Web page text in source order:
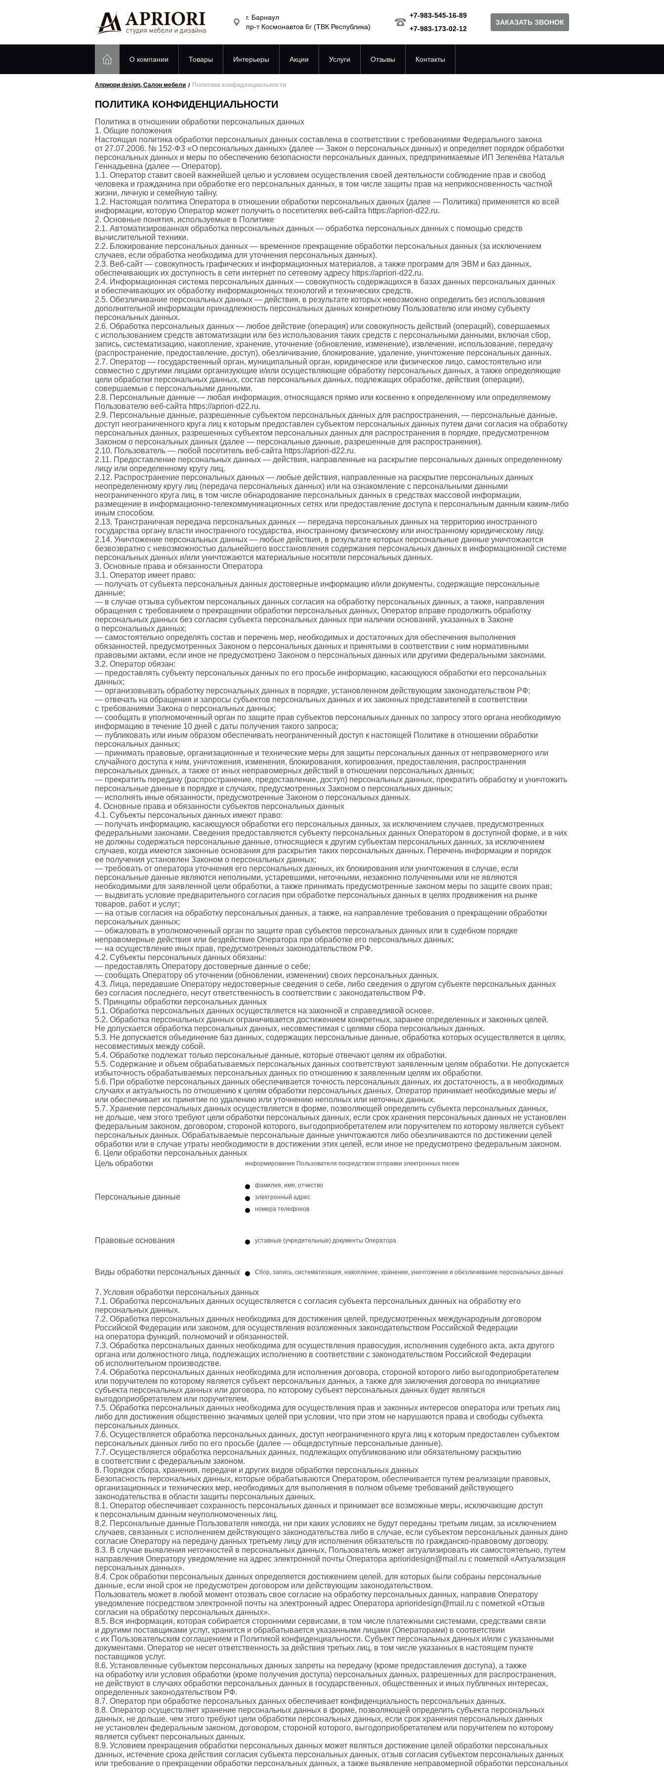
г. Барнаул
пр-т Космонавтов 6г (ТВК Республика)
+7-983-545-16-89
+7-983-173-02-12
ЗАКАЗАТЬ ЗВОНОК
О компании Товары Интерьеры Акции Услуги Отзывы Контакты
Априори design, Салон мебели Политика конфиденциальности
ПОЛИТИКА КОНФИДЕНЦИАЛЬНОСТИ
Политика в отношении обработки персональных данных
1. Общие положения
Настоящая политика обработки персональных данных составлена в соответствии с требованиями Федерального закона
от 27.07.2006. № 152-ФЗ «О персональных данных» (далее — Закон о персональных данных) и определяет порядок обработки
персональных данных и меры по обеспечению безопасности персональных данных, предпринимаемые ИП Зеленёва Наталья
Геннадьевна (далее — Оператор).
1.1. Оператор ставит своей важнейшей целью и условием осуществления своей деятельности соблюдение прав и свобод
человека и гражданина при обработке его персональных данных, в том числе защиты прав на неприкосновенность частной
жизни, личную и семейную тайну.
1.2. Настоящая политика Оператора в отношении обработки персональных данных (далее — Политика) применяется ко всей
информации, которую Оператор может получить о посетителях веб-сайта https://apriori-d22.ru.
2. Основные понятия, используемые в Политике
2.1. Автоматизированная обработка персональных данных — обработка персональных данных с помощью средств
вычислительной техники.
2.2. Блокирование персональных данных — временное прекращение обработки персональных данных (за исключением
случаев, если обработка необходима для уточнения персональных данных).
2.3. Веб-сайт — совокупность графических и информационных материалов, а также программ для ЭВМ и баз данных,
обеспечивающих их доступность в сети интернет по сетевому адресу https://apriori-d22.ru.
2.4. Информационная система персональных данных — совокупность содержащихся в базах данных персональных данных
и обеспечивающих их обработку информационных технологий и технических средств.
2.5. Обезличивание персональных данных — действия, в результате которых невозможно определить без использования
дополнительной информации принадлежность персональных данных конкретному Пользователю или иному субъекту
персональных данных.
2.6. Обработка персональных данных — любое действие (операция) или совокупность действий (операций), совершаемых
с использованием средств автоматизации или без использования таких средств с персональными данными, включая сбор,
запись, систематизацию, накопление, хранение, уточнение (обновление, изменение), извлечение, использование, передачу
(распространение, предоставление, доступ), обезличивание, блокирование, удаление, уничтожение персональных данных.
2.7. Оператор — государственный орган, муниципальный орган, юридическое или физическое лицо, самостоятельно или
совместно с другими лицами организующие и/или осуществляющие обработку персональных данных, а также определяющие
цели обработки персональных данных, состав персональных данных, подлежащих обработке, действия (операции),
совершаемые с персональными данными.
2.8. Персональные данные — любая информация, относящаяся прямо или косвенно к определенному или определяемому
Пользователю веб-сайта https://apriori-d22.ru.
2.9. Персональные данные, разрешенные субъектом персональных данных для распространения, — персональные данные,
доступ неограниченного круга лиц к которым предоставлен субъектом персональных данных путем дачи согласия на обработку
персональных данных, разрешенных субъектом персональных данных для распространения в порядке, предусмотренном
Законом о персональных данных (далее — персональные данные, разрешенные для распространения).
2.10. Пользователь — любой посетитель веб-сайта https://apriori-d22.ru.
2.11. Предоставление персональных данных — действия, направленные на раскрытие персональных данных определенному
лицу или определенному кругу лиц.
2.12. Распространение персональных данных — любые действия, направленные на раскрытие персональных данных
неопределенному кругу лиц (передача персональных данных) или на ознакомление с персональными данными
неограниченного круга лиц, в том числе обнародование персональных данных в средствах массовой информации,
размещение в информационно-телекоммуникационных сетях или предоставление доступа к персональным данным каким-либо
иным способом.
2.13. Трансграничная передача персональных данных — передача персональных данных на территорию иностранного
государства органу власти иностранного государства, иностранному физическому или иностранному юридическому лицу.
2.14. Уничтожение персональных данных — любые действия, в результате которых персональные данные уничтожаются
безвозвратно с невозможностью дальнейшего восстановления содержания персональных данных в информационной системе
персональных данных и/или уничтожаются материальные носители персональных данных.
3. Основные права и обязанности Оператора
3.1. Оператор имеет право:
— получать от субъекта персональных данных достоверные информацию и/или документы, содержащие персональные
данные;
— в случае отзыва субъектом персональных данных согласия на обработку персональных данных, а также, направления
обращения с требованием о прекращении обработки персональных данных, Оператор вправе продолжить обработку
персональных данных без согласия субъекта персональных данных при наличии оснований, указанных в Законе
о персональных данных;
— самостоятельно определять состав и перечень мер, необходимых и достаточных для обеспечения выполнения
обязанностей, предусмотренных Законом о персональных данных и принятыми в соответствии с ним нормативными
правовыми актами, если иное не предусмотрено Законом о персональных данных или другими федеральными законами.
3.2. Оператор обязан:
— предоставлять субъекту персональных данных по его просьбе информацию, касающуюся обработки его персональных
данных;
— организовывать обработку персональных данных в порядке, установленном действующим законодательством РФ;
— отвечать на обращения и запросы субъектов персональных данных и их законных представителей в соответствии
с требованиями Закона о персональных данных;
— сообщать в уполномоченный орган по защите прав субъектов персональных данных по запросу этого органа необходимую
информацию в течение 10 дней с даты получения такого запроса;
— публиковать или иным образом обеспечивать неограниченный доступ к настоящей Политике в отношении обработки
персональных данных;
— принимать правовые, организационные и технические меры для защиты персональных данных от неправомерного или
случайного доступа к ним, уничтожения, изменения, блокирования, копирования, предоставления, распространения
персональных данных, а также от иных неправомерных действий в отношении персональных данных;
— прекратить передачу (распространение, предоставление, доступ) персональных данных, прекратить обработку и уничтожить
персональные данные в порядке и случаях, предусмотренных Законом о персональных данных;
— исполнять иные обязанности, предусмотренные Законом о персональных данных.
4. Основные права и обязанности субъектов персональных данных
4.1. Субъекты персональных данных имеют право:
— получать информацию, касающуюся обработки его персональных данных, за исключением случаев, предусмотренных
федеральными законами. Сведения предоставляются субъекту персональных данных Оператором в доступной форме, и в них
не должны содержаться персональные данные, относящиеся к другим субъектам персональных данных, за исключением
случаев, когда имеются законные основания для раскрытия таких персональных данных. Перечень информации и порядок
ее получения установлен Законом о персональных данных;
— требовать от оператора уточнения его персональных данных, их блокирования или уничтожения в случае, если
персональные данные являются неполными, устаревшими, неточными, незаконно полученными или не являются
необходимыми для заявленной цели обработки, а также принимать предусмотренные законом меры по защите своих прав;
— выдвигать условие предварительного согласия при обработке персональных данных в целях продвижения на рынке
товаров, работ и услуг;
— на отзыв согласия на обработку персональных данных, а также, на направление требования о прекращении обработки
персональных данных;
— обжаловать в уполномоченный орган по защите прав субъектов персональных данных или в судебном порядке
неправомерные действия или бездействие Оператора при обработке его персональных данных;
— на осуществление иных прав, предусмотренных законодательством РФ.
4.2. Субъекты персональных данных обязаны:
— предоставлять Оператору достоверные данные о себе;
— сообщать Оператору об уточнении (обновлении, изменении) своих персональных данных.
4.3. Лица, передавшие Оператору недостоверные сведения о себе, либо сведения о другом субъекте персональных данных
без согласия последнего, несут ответственность в соответствии с законодательством РФ.
5. Принципы обработки персональных данных
5.1. Обработка персональных данных осуществляется на законной и справедливой основе.
5.2. Обработка персональных данных ограничивается достижением конкретных, заранее определенных и законных целей.
Не допускается обработка персональных данных, несовместимая с целями сбора персональных данных.
5.3. Не допускается объединение баз данных, содержащих персональные данные, обработка которых осуществляется в целях,
несовместимых между собой.
5.4. Обработке подлежат только персональные данные, которые отвечают целям их обработки.
5.5. Содержание и объем обрабатываемых персональных данных соответствуют заявленным целям обработки. Не допускается
избыточность обрабатываемых персональных данных по отношению к заявленным целям их обработки.
5.6. При обработке персональных данных обеспечивается точность персональных данных, их достаточность, а в необходимых
случаях и актуальность по отношению к целям обработки персональных данных. Оператор принимает необходимые меры и/
или обеспечивает их принятие по удалению или уточнению неполных или неточных данных.
5.7. Хранение персональных данных осуществляется в форме, позволяющей определить субъекта персональных данных,
не дольше, чем этого требуют цели обработки персональных данных, если срок хранения персональных данных не установлен
федеральным законом, договором, стороной которого, выгодоприобретателем или поручителем по которому является субъект
персональных данных. Обрабатываемые персональные данные уничтожаются либо обезличиваются по достижении целей
обработки или в случае утраты необходимости в достижении этих целей, если иное не предусмотрено федеральным законом.
6. Цели обработки персональных данных
Цель обработки
информирование Пользователя посредством отправки электронных писем
Персональные данные
фамилия, имя, отчество
электронный адрес
номера телефонов
Правовые основания уставные (учредительные) документы Оператора
Виды обработки персональных данных Сбор, запись, систематизация, накопление, хранение, уничтожение и обезличивание персональных данных
7. Условия обработки персональных данных
7.1. Обработка персональных данных осуществляется с согласия субъекта персональных данных на обработку его
персональных данных.
7.2. Обработка персональных данных необходима для достижения целей, предусмотренных международным договором
Российской Федерации или законом, для осуществления возложенных законодательством Российской Федерации
на оператора функций, полномочий и обязанностей.
7.3. Обработка персональных данных необходима для осуществления правосудия, исполнения судебного акта, акта другого
органа или должностного лица, подлежащих исполнению в соответствии с законодательством Российской Федерации
об исполнительном производстве.
7.4. Обработка персональных данных необходима для исполнения договора, стороной которого либо выгодоприобретателем
или поручителем по которому является субъект персональных данных, а также для заключения договора по инициативе
субъекта персональных данных или договора, по которому субъект персональных данных будет являться
выгодоприобретателем или поручителем.
7.5. Обработка персональных данных необходима для осуществления прав и законных интересов оператора или третьих лиц
либо для достижения общественно значимых целей при условии, что при этом не нарушаются права и свободы субъекта
персональных данных.
7.6. Осуществляется обработка персональных данных, доступ неограниченного круга лиц к которым предоставлен субъектом
персональных данных либо по его просьбе (далее — общедоступные персональные данные).
7.7. Осуществляется обработка персональных данных, подлежащих опубликованию или обязательному раскрытию
в соответствии с федеральным законом.
8. Порядок сбора, хранения, передачи и других видов обработки персональных данных
Безопасность персональных данных, которые обрабатываются Оператором, обеспечивается путем реализации правовых,
организационных и технических мер, необходимых для выполнения в полном объеме требований действующего
законодательства в области защиты персональных данных.
8.1. Оператор обеспечивает сохранность персональных данных и принимает все возможные меры, исключающие доступ
к персональным данным неуполномоченных лиц.
8.2. Персональные данные Пользователя никогда, ни при каких условиях не будут переданы третьим лицам, за исключением
случаев, связанных с исполнением действующего законодательства либо в случае, если субъектом персональных данных дано
согласие Оператору на передачу данных третьему лицу для исполнения обязательств по гражданско-правовому договору.
8.3. В случае выявления неточностей в персональных данных, Пользователь может актуализировать их самостоятельно, путем
направления Оператору уведомление на адрес электронной почты Оператора aprioridesign@mail.ru с пометкой «Актуализация
персональных данных».
8.4. Срок обработки персональных данных определяется достижением целей, для которых были собраны персональные
данные, если иной срок не предусмотрен договором или действующим законодательством.
Пользователь может в любой момент отозвать свое согласие на обработку персональных данных, направив Оператору
уведомление посредством электронной почты на электронный адрес Оператора aprioridesign@mail.ru с пометкой «Отзыв
согласия на обработку персональных данных».
8.5. Вся информация, которая собирается сторонними сервисами, в том числе платежными системами, средствами связи
и другими поставщиками услуг, хранится и обрабатывается указанными лицами (Операторами) в соответствии
с их Пользовательским соглашением и Политикой конфиденциальности. Субъект персональных данных и/или с указанными
документами. Оператор не несет ответственность за действия третьих лиц, в том числе указанных в настоящем пункте
поставщиков услуг.
8.6. Установленные субъектом персональных данных запреты на передачу (кроме предоставления доступа), а также
на обработку или условия обработки (кроме получения доступа) персональных данных, разрешенных для распространения,
не действуют в случаях обработки персональных данных в государственных, общественных и иных публичных интересах,
определенных законодательством РФ.
8.7. Оператор при обработке персональных данных обеспечивает конфиденциальность персональных данных.
8.8. Оператор осуществляет хранение персональных данных в форме, позволяющей определить субъекта персональных
данных, не дольше, чем этого требуют цели обработки персональных данных, если срок хранения персональных данных
не установлен федеральным законом, договором, стороной которого, выгодоприобретателем или поручителем по которому
является субъект персональных данных.
8.9. Условием прекращения обработки персональных данных может являться достижение целей обработки персональных
данных, истечение срока действия согласия субъекта персональных данных, отзыв согласия субъектом персональных данных
или требование о прекращении обработки персональных данных, а также выявление неправомерной обработки персональных